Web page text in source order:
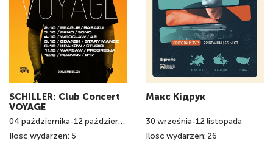
SCHILLER: Club Concert
VOYAGE
04 października-12października
Ilość wydarzeń: 5
Макс Кідрук
30 września-12listopada
Ilość wydarzeń: 26